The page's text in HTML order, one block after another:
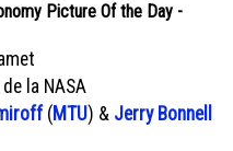
Picture Of the Day -
la NASA
( MTU) & Jerry Bonnell